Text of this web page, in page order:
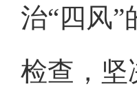
治“四风
检查，坚